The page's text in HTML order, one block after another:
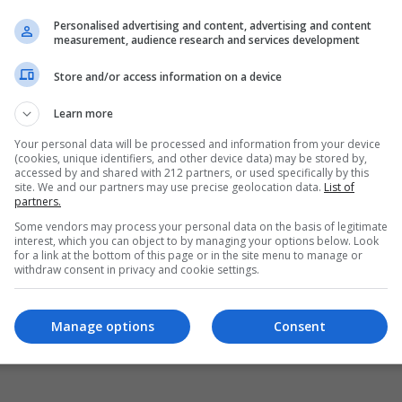
Personalised advertising and content, advertising and content
measurement, audience research and services development
Store and/or access information on a device
Learn more
Your personal data will be processed and information from your device
(cookies, unique identifiers, and other device data) may be stored by,
accessed by and shared with 212 partners, or used specifically by this
site. We and our partners may use precise geolocation data. List of
partners.
Some vendors may process your personal data on the basis of legitimate
interest, which you can object to by managing your options below. Look
for a link at the bottom of this page or in the site menu to manage or
withdraw consent in privacy and cookie settings.
Consent
Manage options